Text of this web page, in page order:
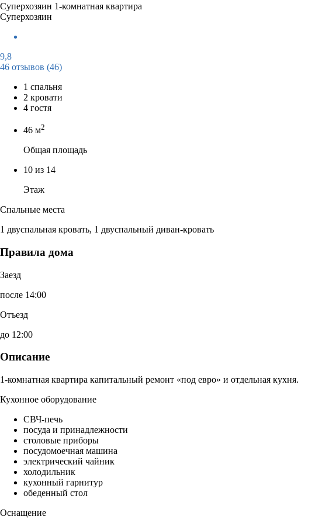
Суперхозяин 1-комнатная квартира
Суперхозяин
9,8
46 отзывов (46)
1 спальня
2 кровати
4 гостя
46 м2
Общая площадь
10 из 14
Этаж
Спальные места
1 двуспальная кровать, 1 двуспальный диван-кровать
Правила дома
Заезд
после 14:00
Отъезд
до 12:00
Описание
1-комнатная квартира капитальный ремонт «под евро» и отдельная кухня.
Кухонное оборудование
СВЧ-печь
посуда и принадлежности
столовые приборы
посудомоечная машина
электрический чайник
холодильник
кухонный гарнитур
обеденный стол
Оснащение